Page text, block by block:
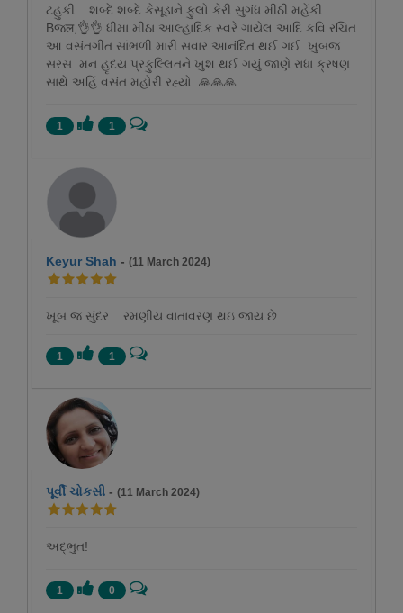
ટહુકી... શબ્દે શબ્દે કેસૂડાને ફુલો કેરી સુગંધ મીઠી મહેંકી..
Bજल,👌👌 ધીમા મીઠા આલ્હાદિક સ્વરે ગાયેલ આદિ કવિ રચિત
આ વસંતગીત સાંભળી મારી સવાર આનંદિત થઈ ગઈ. ખુબજ
સરસ..મન હૃદય પ્રફુલ્લિતને ખુશ થઈ ગયું.જાણે રાધા ક્રષણ
સાથે અહિં વસંત મહોરી રહ્યો. 🙏🙏🙏
1 1
Keyur Shah - (11 March 2024)
ખૂબ જ સુંદર... રમણીય વાતાવરણ થઇ જાય છે
1 1
પૂર્વી ચોકસી - (11 March 2024)
અદ્ભુત!
1 0